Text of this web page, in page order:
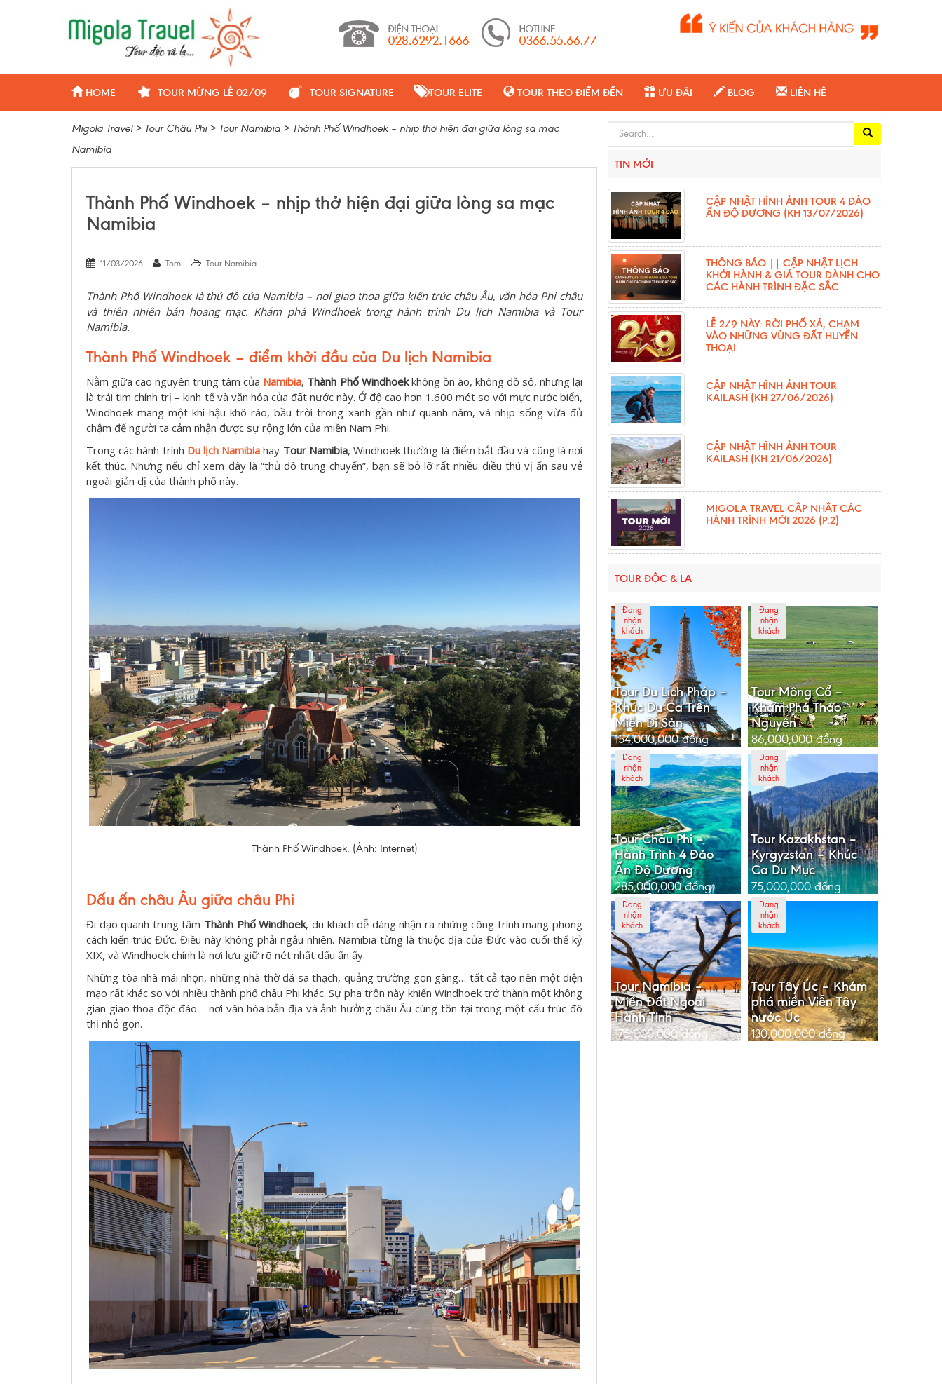
HOME TOUR MỪNG LỄ 02/09 TOUR SIGNATURE TOUR ELITE TOUR THEO ĐIỂM ĐẾN ƯU ĐÃI BLOG LIÊN HỆ
Migola Travel> Tour Châu Phi> Tour Namibia > Thành Phố Windhoek – nhịp thở hiện đại giữa lòng sa mạc
Namibia
Thành Phố Windhoek – nhịp thở hiện đại giữa lòng sa mạc
Namibia
11/03/2026 Tom Tour Namibia
Thành Phố Windhoek là thủ đô của Namibia – nơi giao thoa giữa kiến trúc châu Âu, văn hóa Phi châu
và thiên nhiên bán hoang mạc. Khám phá Windhoek trong hành trình Du lịch Namibia và Tour
Namibia.
Thành Phố Windhoek – điểm khởi đầu của Du lịch Namibia
Nằm giữa cao nguyên trung tâm của Namibia, Thành Phố Windhoekkhông ồn ào, không đồ sộ, nhưng lại
là trái tim chính trị – kinh tế và văn hóa của đất nước này. Ở độ cao hơn 1.600 mét so với mực nước biển,
Windhoek mang một khí hậu khô ráo, bầu trời trong xanh gần như quanh năm, và nhịp sống vừa đủ
chậm để người ta cảm nhận được sự rộng lớn của miền Nam Phi.
Trong các hành trình Du lịch Namibia hay Tour Namibia, Windhoek thường là điểm bắt đầu và cũng là nơi
kết thúc. Nhưng nếu chỉ xem đây là “thủ đô trung chuyển”, bạn sẽ bỏ lỡ rất nhiều điều thú vị ẩn sau vẻ
ngoài giản dị của thành phố này.
Thành Phố Windhoek. (Ảnh: Internet)
Dấu ấn châu Âu giữa châu Phi
Đi dạo quanh trung tâm Thành Phố Windhoek, du khách dễ dàng nhận ra những công trình mang phong
cách kiến trúc Đức. Điều này không phải ngẫu nhiên. Namibia từng là thuộc địa của Đức vào cuối thế kỷ
XIX, và Windhoek chính là nơi lưu giữ rõ nét nhất dấu ấn ấy.
Những tòa nhà mái nhọn, những nhà thờ đá sa thạch, quảng trường gọn gàng… tất cả tạo nên một diện
mạo rất khác so với nhiều thành phố châu Phi khác. Sự pha trộn này khiến Windhoek trở thành một không
gian giao thoa độc đáo – nơi văn hóa bản địa và ảnh hưởng châu Âu cùng tồn tại trong một cấu trúc đô
thị nhỏ gọn.
Search for:
TIN MỚI
CẬP NHẬT HÌNH ẢNH TOUR 4 ĐẢO
ẤN ĐỘ DƯƠNG (KH 13/07/2026)
THÔNG BÁO || CẬP NHẬT LỊCH
KHỞI HÀNH & GIÁ TOUR DÀNH CHO
CÁC HÀNH TRÌNH ĐẶC SẮC
LỄ 2/9 NÀY: RỜI PHỐ XÁ, CHẠM
VÀO NHỮNG VÙNG ĐẤT HUYỀN
THOẠI
CẬP NHẬT HÌNH ẢNH TOUR
KAILASH (KH 27/06/2026)
CẬP NHẬT HÌNH ẢNH TOUR
KAILASH (KH 21/06/2026)
MIGOLA TRAVEL CẬP NHẬT CÁC
HÀNH TRÌNH MỚI 2026 (P.2)
TOUR ĐỘC & LẠ
Đang
nhận
khách
Tour Du Lịch Pháp –
Khúc Du Ca Trên
Miền Di Sản
154,000,000đồng
Đang
nhận
khách
Tour Mông Cổ –
Khám Phá Thảo
Nguyên
86,000,000đồng
Đang
nhận
khách
Tour Châu Phi –
Hành Trình 4 Đảo
Ấn Độ Dương
285,000,000đồng
Đang
nhận
khách
Tour Kazakhstan –
Kyrgyzstan – Khúc
Ca Du Mục
75,000,000đồng
Đang
nhận
khách
Tour Namibia –
Miền Đất Ngoài
Hành Tinh
175,000,000đồng
Đang
nhận
khách
Tour Tây Úc – Khám
phá miền Viễn Tây
nước Úc
130,000,000đồng